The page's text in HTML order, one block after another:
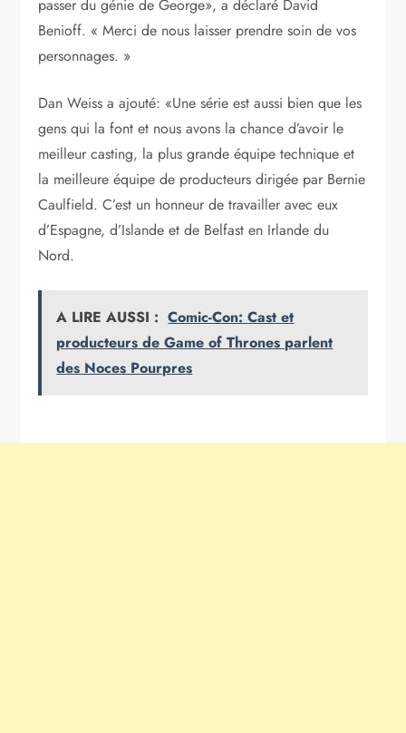
passer du génie de George», a déclaré David
Benioff. « Merci de nous laisser prendre soin de vos
personnages. »
Dan Weiss a ajouté: «Une série est aussi bien que les
gens qui la font et nous avons la chance d’avoir le
meilleur casting, la plus grande équipe technique et
la meilleure équipe de producteurs dirigée par Bernie
Caulfield. C’est un honneur de travailler avec eux
d’Espagne, d’Islande et de Belfast en Irlande du
Nord.
A LIRE AUSSI : Comic-Con: Cast et
producteurs de Game of Thrones parlent
des Noces Pourpres